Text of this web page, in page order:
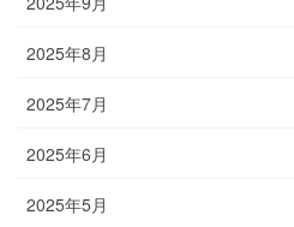
2025年8月
2025年7月
2025年6月
2025年5月